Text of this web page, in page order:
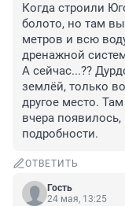
Когда строили
болото, но там
метров и всю
дренажной
А сейчас...??
землёй, только
другое место.
вчера появилось,
подробности.
ОТВЕТИТЬ
Гость
24 мая, 13:25